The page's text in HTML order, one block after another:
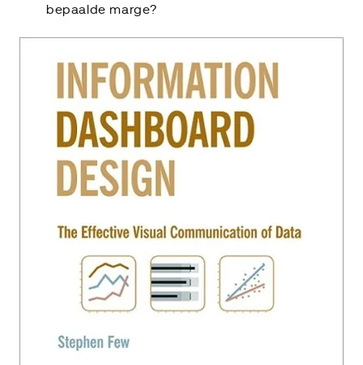
bepaalde marge?